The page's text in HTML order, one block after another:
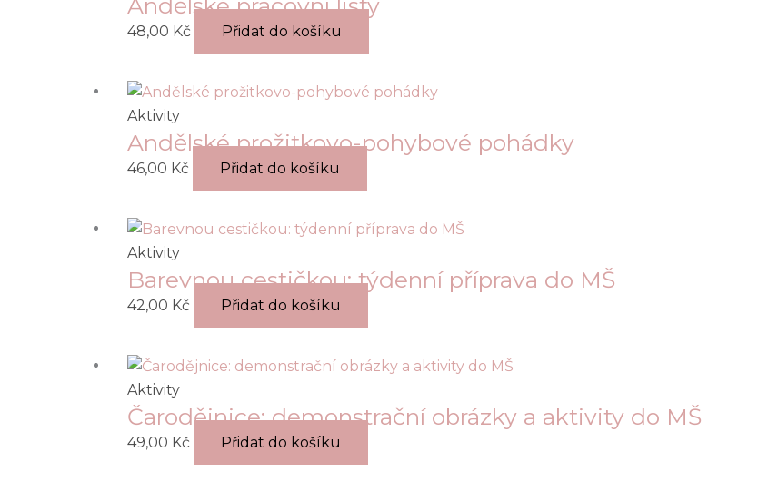
Andělské pracovní listy
48,00 Kč Přidat do košíku
Aktivity
Andělské prožitkovo-pohybové pohádky
46,00 Kč Přidat do košíku
Aktivity
Barevnou cestičkou: týdenní příprava do MŠ
42,00 Kč Přidat do košíku
Aktivity
Čarodějnice: demonstrační obrázky a aktivity do MŠ
49,00 Kč Přidat do košíku